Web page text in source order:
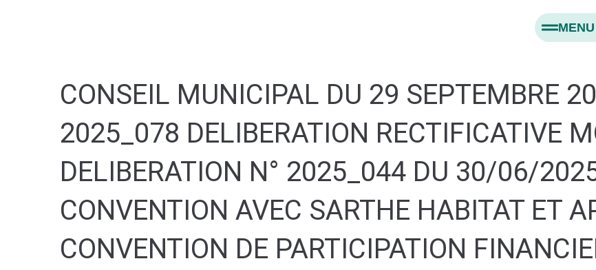
MENU
CONSEIL MUNICIPAL DU 29 SEPTEMBRE
2025_078 DELIBERATION RECTIFICATIVE
DELIBERATION N° 2025_044 DU 30/06/
CONVENTION AVEC SARTHE HABITAT ET
CONVENTION DE PARTICIPATION